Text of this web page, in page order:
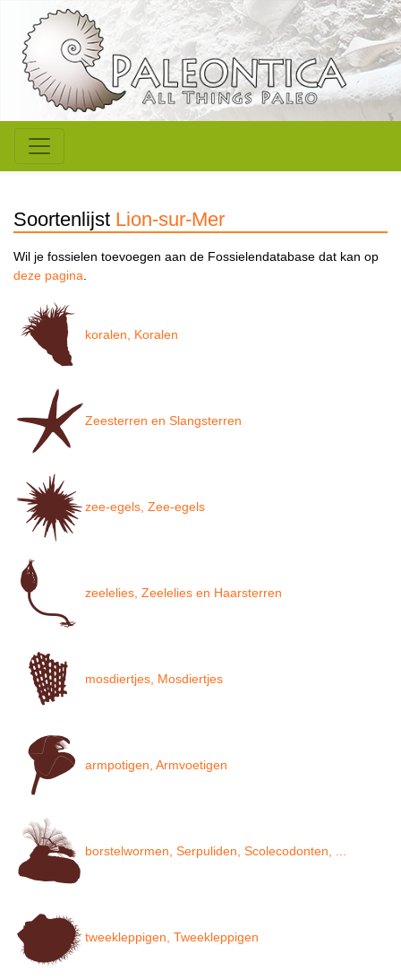
Soortenlijst Lion-sur-Mer
Wil je fossielen toevoegen aan de Fossielendatabase dat kan op
deze pagina.
koralen, Koralen
Zeesterren en Slangsterren
zee-egels, Zee-egels
zeelelies, Zeelelies en Haarsterren
mosdiertjes, Mosdiertjes
armpotigen, Armvoetigen
borstelwormen, Serpuliden, Scolecodonten, ...
tweekleppigen, Tweekleppigen